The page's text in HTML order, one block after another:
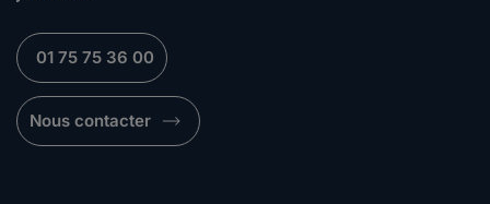
01 75 75 36 00
Nous contacter